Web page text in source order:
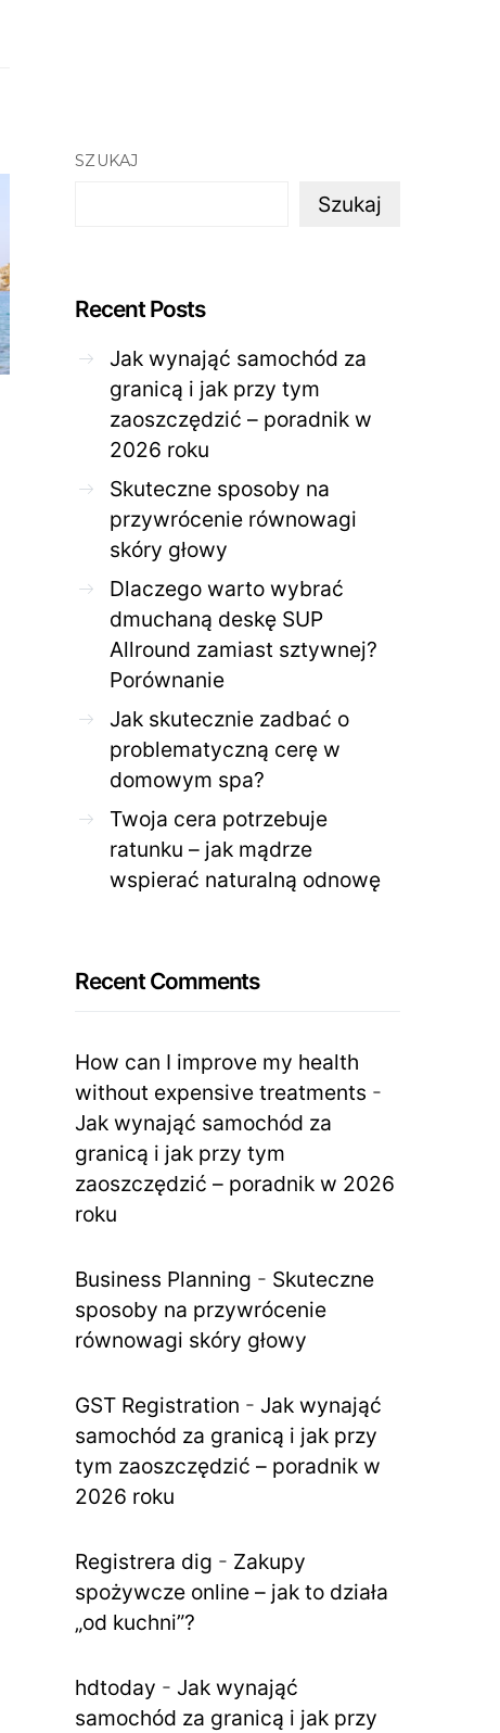
ZDROWE CIAŁO
Jak skutecznie zadbać o
problematyczną cerę w
domowym spa?
28 KWIETNIA 2026 27 KWIETNIA 2026
SZUKAJ
Szukaj
Recent Posts
Jak wynająć samochód za
granicą i jak przy tym
zaoszczędzić – poradnik w
2026 roku
Skuteczne sposoby na
przywrócenie równowagi
skóry głowy
Dlaczego warto wybrać
dmuchaną deskę SUP
Allround zamiast sztywnej?
Porównanie
Jak skutecznie zadbać o
problematyczną cerę w
domowym spa?
Twoja cera potrzebuje
ratunku – jak mądrze
wspierać naturalną odnowę
Recent Comments
How can I improve my health
without expensive treatments -
Jak wynająć samochód za
granicą i jak przy tym
zaoszczędzić – poradnik w 2026
roku
Business Planning - Skuteczne
sposoby na przywrócenie
równowagi skóry głowy
GST Registration - Jak wynająć
samochód za granicą i jak przy
tym zaoszczędzić – poradnik w
2026 roku
Registrera dig - Zakupy
spożywcze online – jak to działa
„od kuchni”?
hdtoday - Jak wynająć
samochód za granicą i jak przy